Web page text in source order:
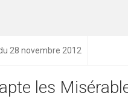
28 novembre 2012
les